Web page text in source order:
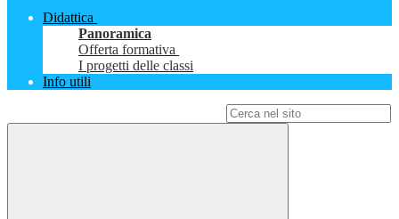
Didattica
Panoramica
Offerta formativa
I progetti delle classi
Info utili